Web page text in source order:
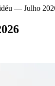
— Julho